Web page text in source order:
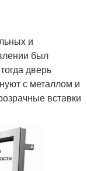
и
был
дверь
с металлом и
вставки